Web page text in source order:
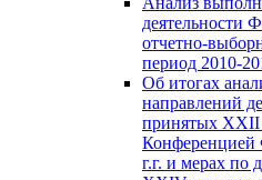
отчетно-
период 2010-
Об итогах
направлений
принятых XXII
г.г. и мерах по